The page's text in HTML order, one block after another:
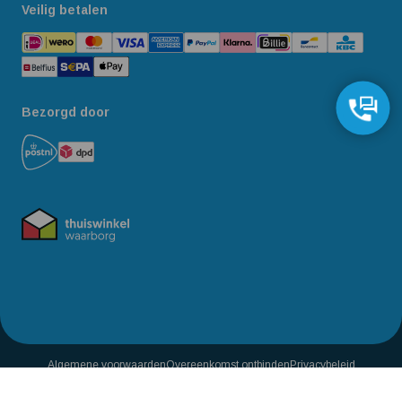
Veilig betalen
Bezorgd door
Algemene voorwaardenOvereenkomst ontbindenPrivacybeleid